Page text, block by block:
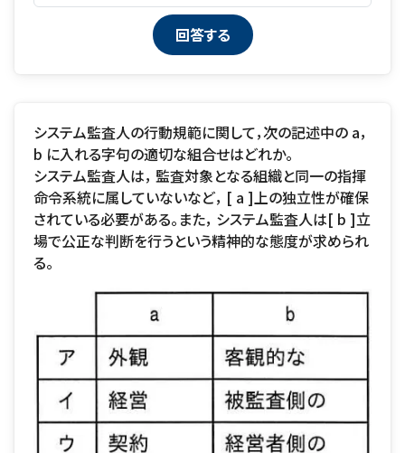
システム監査人の行動規範に関して，次の記述中の a，
b に入れる字句の適切な組合せはどれか。
システム監査人は， 監査対象となる組織と同一の指揮
命令系統に属していないなど， [ a ]上の独立性が確保
されている必要がある。また， システム監査人は[ b ]立
場で公正な判断を行うという精神的な態度が求められ
る。